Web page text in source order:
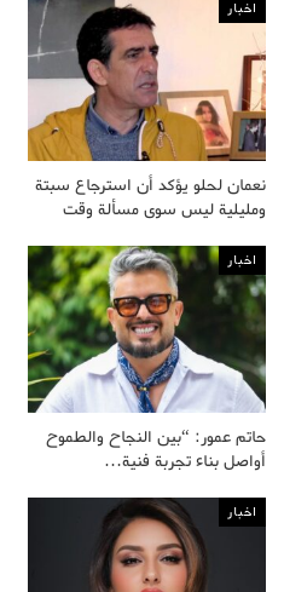
اخبار
نعمان لحلو يؤكد أن استرجاع سبتة
ومليلية ليس سوى مسألة وقت
اخبار
حاتم عمور: “بين النجاح والطموح
أواصل بناء تجربة فنية…
اخبار